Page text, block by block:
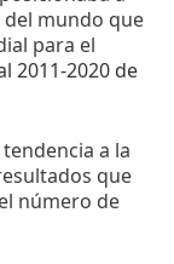
del mundo que
para el
2011-2020 de
a la
que
número de